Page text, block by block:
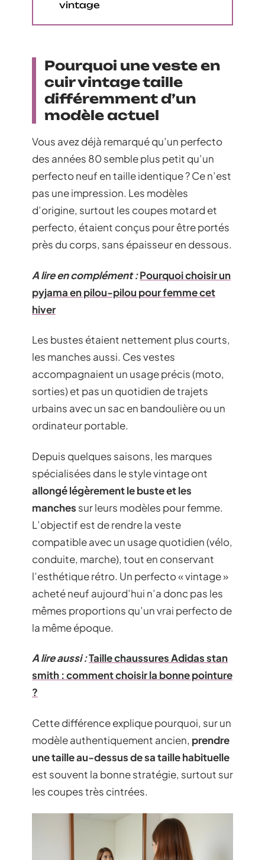
vintage
Pourquoi une veste en
cuir vintage taille
différemment d’un
modèle actuel
Vous avez déjà remarqué qu’un perfecto
des années 80 semble plus petit qu’un
perfecto neuf en taille identique ? Ce n’est
pas une impression. Les modèles
d’origine, surtout les coupes motard et
perfecto, étaient conçus pour être portés
près du corps, sans épaisseur en dessous.
A lire en complément :Pourquoi choisir un
pyjama en pilou-pilou pour femme cet
hiver
Les bustes étaient nettement plus courts,
les manches aussi. Ces vestes
accompagnaient un usage précis (moto,
sorties) et pas un quotidien de trajets
urbains avec un sac en bandoulière ou un
ordinateur portable.
Depuis quelques saisons, les marques
spécialisées dans le style vintage ont
allongé légèrement le buste et les
manches sur leurs modèles pour femme.
L’objectif est de rendre la veste
compatible avec un usage quotidien (vélo,
conduite, marche), tout en conservant
l’esthétique rétro. Un perfecto « vintage »
acheté neuf aujourd’hui n’a donc pas les
mêmes proportions qu’un vrai perfecto de
la même époque.
A lire aussi :Taille chaussures Adidas stan
smith : comment choisir la bonne pointure
?
Cette différence explique pourquoi, sur un
modèle authentiquement ancien, prendre
une taille au-dessus de sa taille habituelle
est souvent la bonne stratégie, surtout sur
les coupes très cintrées.